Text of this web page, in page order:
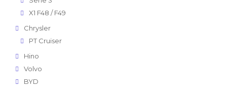
X1 F48 / F49
Chrysler
PT Cruiser
Hino
Volvo
BYD